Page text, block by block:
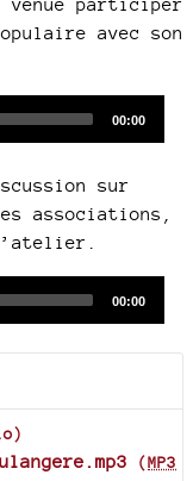
venue participer
avec son
Total
00:00
sur
associations,
Total
00:00
)
(MP3